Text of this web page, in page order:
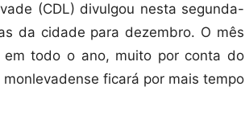
(CDL) divulgou nesta segunda-
da cidade para dezembro. O mês
todo o ano, muito por conta do
ficará por mais tempo